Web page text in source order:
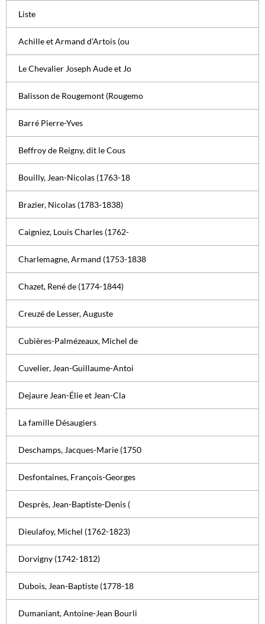
Liste
Achille et Armand d’Artois (ou
Le Chevalier Joseph Aude et Jo
Balisson de Rougemont (Rougemo
Barré Pierre-Yves
Beffroy de Reigny, dit le Cous
Bouilly, Jean-Nicolas (1763-18
Brazier, Nicolas (1783-1838)
Caigniez, Louis Charles (1762-
Charlemagne, Armand (1753-1838
Chazet, René de (1774-1844)
Creuzé de Lesser, Auguste
Cubières-Palmézeaux, Michel de
Cuvelier, Jean-Guillaume-Antoi
Dejaure Jean-Élie et Jean-Cla
La famille Désaugiers
Deschamps, Jacques-Marie (1750
Desfontaines, François-Georges
Desprès, Jean-Baptiste-Denis (
Dieulafoy, Michel (1762-1823)
Dorvigny (1742-1812)
Dubois, Jean-Baptiste (1778-18
Dumaniant, Antoine-Jean Bourli